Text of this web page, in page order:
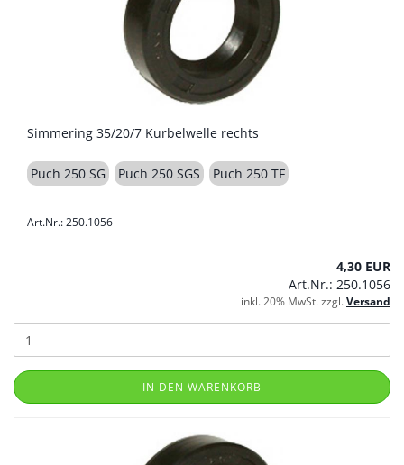
Simmering 35/20/7 Kurbelwelle rechts
Puch 250 SG Puch 250 SGS Puch 250 TF
Art.Nr.: 250.1056
4,30 EUR
Art.Nr.: 250.1056
inkl. 20% MwSt. zzgl.Versand
IN DEN WARENKORB